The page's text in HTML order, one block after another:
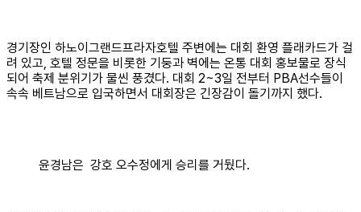
경기장인 하노이그랜드프라자호텔 주변에는 대회 환영 플래카드가 걸
려 있고, 호텔 정문을 비롯한 기둥과 벽에는 온통 대회 홍보물로 장식
되어 축제 분위기가 물씬 풍겼다. 대회 2~3일 전부터 PBA선수들이
속속 베트남으로 입국하면서 대회장은 긴장감이 돌기까지 했다.
윤경남은 강호 오수정에게 승리를 거뒀다.